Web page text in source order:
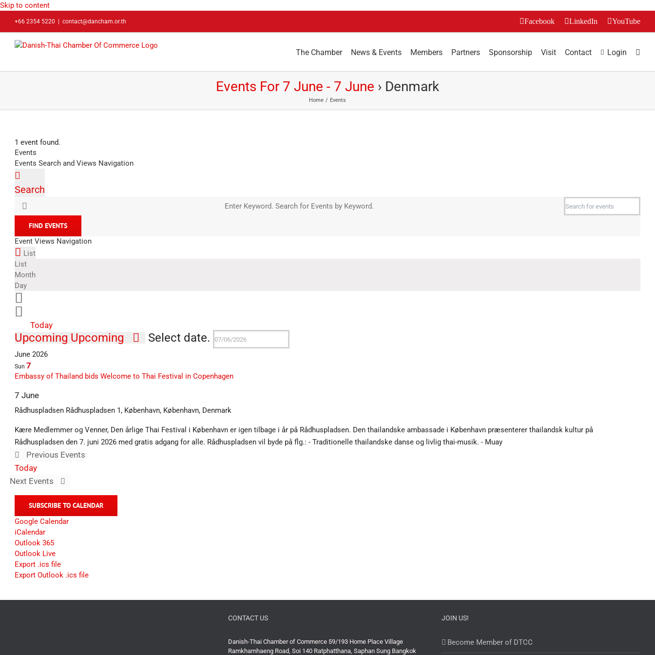
Skip to content
+66 2354 5220 contact@dancham.or.th Facebook LinkedIn YouTube
The Chamber News & Events Members Partners Sponsorship Visit Contact Login
Events For 7 June - 7 June › Denmark
Home Events
1 event found.
Events
Events Search and Views Navigation
Search
Enter Keyword. Search for Events by Keyword.
FIND EVENTS
Event Views Navigation
List
List
Month
Day
Today
Upcoming Upcoming Select date.
June 2026
Sun 7
Embassy of Thailand bids Welcome to Thai Festival in Copenhagen
7 June
Rådhuspladsen Rådhuspladsen 1, København, København, Denmark
Kære Medlemmer og Venner, Den årlige Thai Festival i København er igen tilbage i år på Rådhuspladsen. Den thailandske ambassade i København præsenterer thailandsk kultur på
Rådhuspladsen den 7. juni 2026 med gratis adgang for alle. Rådhuspladsen vil byde på flg.: - Traditionelle thailandske danse og livlig thai-musik. - Muay
Previous Events
Today
Next Events
SUBSCRIBE TO CALENDAR
Google Calendar
iCalendar
Outlook 365
Outlook Live
Export .ics file
Export Outlook .ics file
CONTACT US
Danish-Thai Chamber of Commerce 59/193 Home Place Village
Ramkhamhaeng Road, Soi 140 Ratphatthana, Saphan Sung Bangkok
JOIN US!
Become Member of DTCC